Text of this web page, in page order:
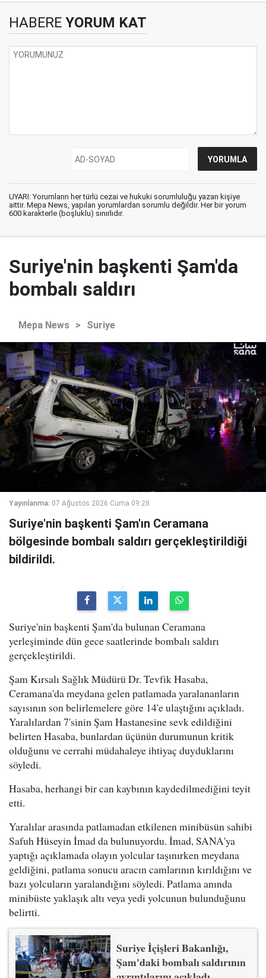
HABERE YORUM KAT
UYARI: Yorumların her türlü cezai ve hukuki sorumluluğu yazan kişiye
aittir. Mepa News, yapılan yorumlardan sorumlu değildir. Her bir yorum
600 karakterle (boşluklu) sınırlıdır.
Suriye'nin başkenti Şam'da
bombalı saldırı
Mepa News > Suriye
Yayınlanma: 07 Ağustos 2026 Cuma 09:28
Suriye'nin başkenti Şam'ın Ceramana
bölgesinde bombalı saldırı gerçekleştirildiği
bildirildi.
Suriye'nin başkenti Şam'da bulunan Ceramana
yerleşiminde dün gece saatlerinde bombalı saldırı
gerçekleştirildi.
Şam Kırsalı Sağlık Müdürü Dr. Tevfik Hasaba,
Ceramana'da meydana gelen patlamada yaralananların
sayısının son belirlemelere göre 14'e ulaştığını açıkladı.
Yaralılardan 7'sinin Şam Hastanesine sevk edildiğini
belirten Hasaba, bunlardan üçünün durumunun kritik
olduğunu ve cerrahi müdahaleye ihtiyaç duyduklarını
söyledi.
Hasaba, herhangi bir can kaybının kaydedilmediğini teyit
etti.
Yaralılar arasında patlamadan etkilenen minibüsün sahibi
Safuh Hüseyin İmad da bulunuyordu. İmad, SANA'ya
yaptığı açıklamada olayın yolcular taşınırken meydana
geldiğini, patlama sonucu aracın camlarının kırıldığını ve
bazı yolcuların yaralandığını söyledi. Patlama anında
minibüste yaklaşık altı veya yedi yolcunun bulunduğunu
belirtti.
Suriye İçişleri Bakanlığı,
Şam'daki bombalı saldırının